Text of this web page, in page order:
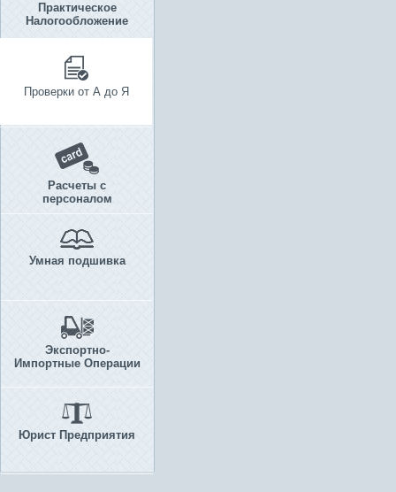
Практическое
Налогообложение
Проверки от А до Я
Расчеты с
персоналом
Умная подшивка
Экспортно-
Импортные Операции
Юрист Предприятия